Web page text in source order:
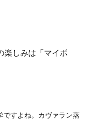
楽しみは「マイボ
ですよね。カヴァラン蒸